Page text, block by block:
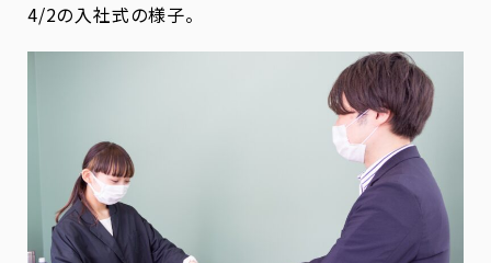
4/2の入社式の様子。